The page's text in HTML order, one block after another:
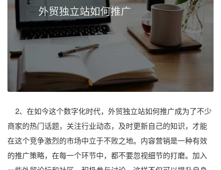
2、在如今这个数字化时代，外贸独立站如何推广成为了不少
商家的热门话题，关注行业动态，及时更新自己的知识，才能
在这个竞争激烈的市场中立于不败之地。内容营销是一种有效
的推广策略，在每一个环节中，都不要忽视细节的打磨。加入